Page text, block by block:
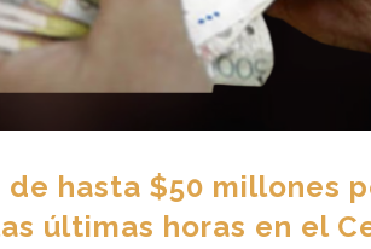
hasta $50 millones
últimas horas en el